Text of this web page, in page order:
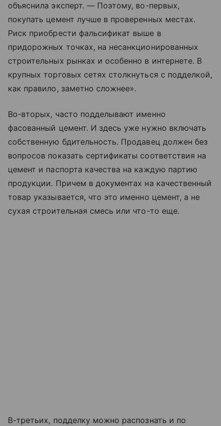
объяснила эксперт. — Поэтому, во-первых,
покупать цемент лучше в проверенных местах.
Риск приобрести фальсификат выше в
придорожных точках, на несанкционированных
строительных рынках и особенно в интернете. В
крупных торговых сетях столкнуться с подделкой,
как правило, заметно сложнее».
Во-вторых, часто подделывают именно
фасованный цемент. И здесь уже нужно включать
собственную бдительность. Продавец должен без
вопросов показать сертификаты соответствия на
цемент и паспорта качества на каждую партию
продукции. Причем в документах на качественный
товар указывается, что это именно цемент, а не
сухая строительная смесь или что-то еще.
В-третьих, подделку можно распознать и по